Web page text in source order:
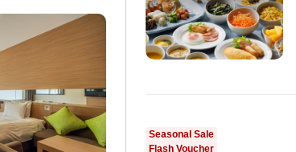
Seasonal Sale
Flash Voucher